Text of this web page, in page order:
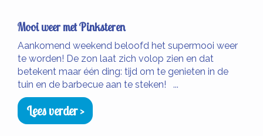
Mooi weer met Pinksteren
Aankomend weekend beloofd het supermooi weer
te worden! De zon laat zich volop zien en dat
betekent maar één ding: tijd om te genieten in de
tuin en de barbecue aan te steken! ...
Lees verder >